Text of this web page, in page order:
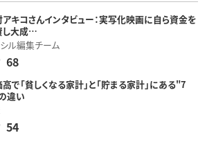
キコさんインタビュー：実写化映画に自ら資金を
し大成…
シル編集チーム
68
で「貧しくなる家計」と「貯まる家計」にある"7
違い
54